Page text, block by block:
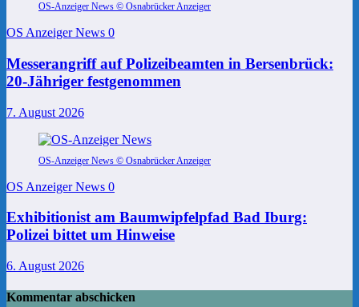
OS-Anzeiger News © Osnabrücker Anzeiger
OS Anzeiger News 0
Messerangriff auf Polizeibeamten in Bersenbrück:
20-Jähriger festgenommen
7. August 2026
OS-Anzeiger News © Osnabrücker Anzeiger
OS Anzeiger News 0
Exhibitionist am Baumwipfelpfad Bad Iburg:
Polizei bittet um Hinweise
6. August 2026
Kommentar abschicken